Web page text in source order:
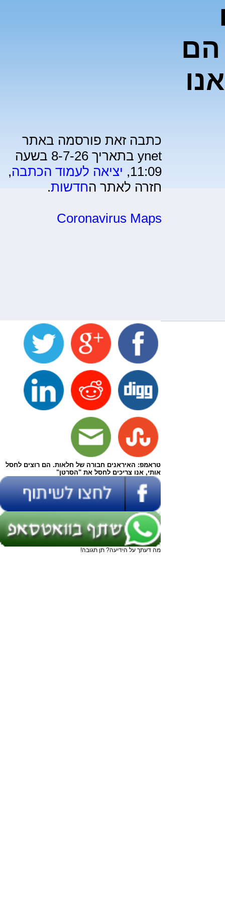
הם
כתבה זאת פורסמה באתר
ynet בתאריך 8-7-26 בשעה
11:09, יציאה לעמוד הכתבה,
חזרה לאתר החדשות.
Coronavirus Maps
טראמפ: האיראנים חבורה של חלאות. הם רוצים לחסל
אותי, אנו צריכים לחסל את "הסרטן"
מה דעתך על הידיעה? תן תגובה!